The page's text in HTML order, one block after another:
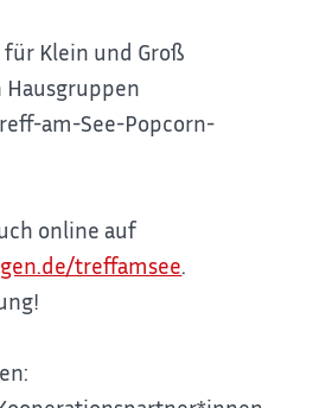
für Klein und Groß
Hausgruppen
am-See-Popcorn-
online auf
treffamsee.